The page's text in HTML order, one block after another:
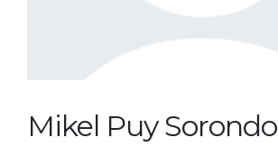
Mikel Puy Sorondo